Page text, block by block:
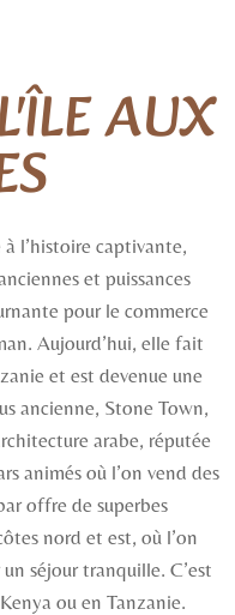
AUX
l’histoire captivante,
et puissances
pour le commerce
Aujourd’hui, elle fait
et est devenue une
ancienne, Stone Town,
arabe, réputée
animés où l’on vend des
offre de superbes
nord et est, où l’on
séjour tranquille. C’est
ou en Tanzanie.